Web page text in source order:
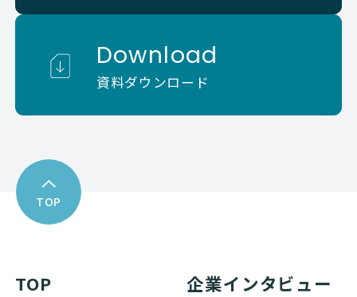
Download
資料ダウンロード
TOP
TOP
企業インタビュー